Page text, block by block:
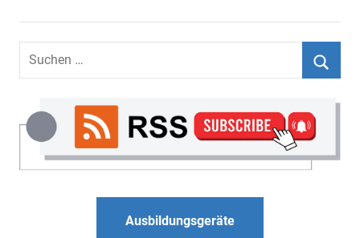
Suchen
nach:
Ausbildungsgeräte